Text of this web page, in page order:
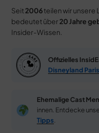
Seit 2006teilen wir unsere
bedeutet über 20 Jahre
Insider-Wissen.
Offizielles
Disneyland Paris
Ehemalige Cast
innen. Entdecke
Tipps.